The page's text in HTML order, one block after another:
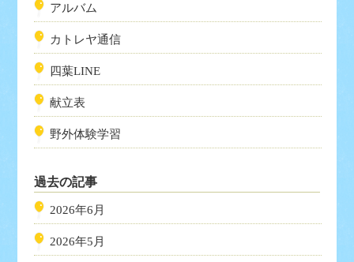
アルバム
カトレヤ通信
四葉LINE
献立表
野外体験学習
過去の記事
2026年6月
2026年5月